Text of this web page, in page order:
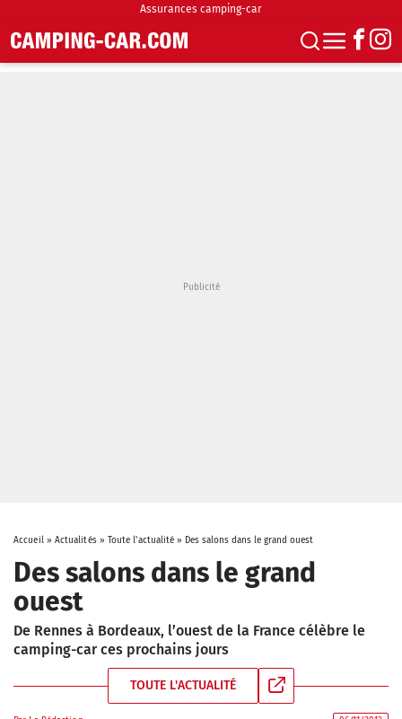
Assurances camping-car
Accueil» Actualités» Toute l'actualité » Des salons dans le grand ouest
Des salons dans le grand
ouest
De Rennes à Bordeaux, l’ouest de la France célèbre le
camping-car ces prochains jours
TOUTE L'ACTUALITÉ